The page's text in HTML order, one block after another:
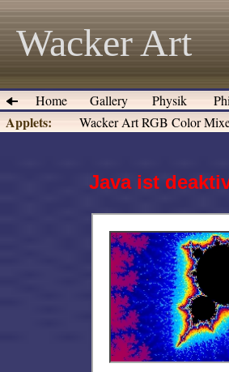
Wacker Art
Home Gallery Physik
Applets: Wacker Art RGB Color
Java ist